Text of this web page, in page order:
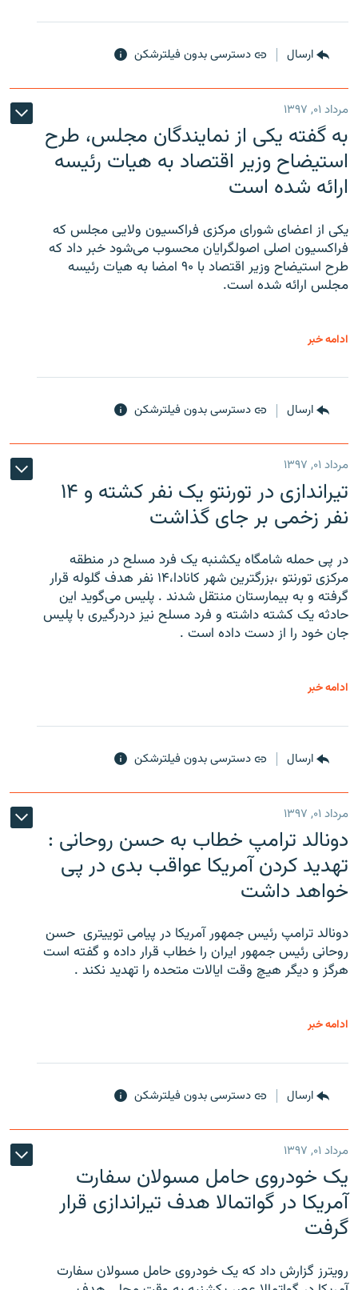
ارسال دسترسی بدون فیلترشکن
مرداد ۰۱, ۱۳۹۷
به گفته یکی از نمایندگان مجلس، طرح
استیضاح وزیر اقتصاد به هیات رئیسه
ارائه شده است
یکی از اعضای شورای مرکزی فراکسیون ولایی مجلس که
فراکسیون اصلی اصولگرایان محسوب می‌شود خبر داد که
طرح استیضاح وزیر اقتصاد با ۹۰ امضا به هیات رئیسه
مجلس ارائه شده است.
ادامه خبر
ارسال دسترسی بدون فیلترشکن
مرداد ۰۱, ۱۳۹۷
تیراندازی در تورنتو یک نفر کشته و ۱۴
نفر زخمی بر جای گذاشت
در پی حمله شامگاه یکشنبه یک فرد مسلح در منطقه
مرکزی تورنتو ،‌بزرگترین شهر کانادا،۱۴ نفر هدف گلوله قرار
گرفته و به بیمارستان منتقل شدند . پلیس می‌گوید این
حادثه یک کشته داشته و فرد مسلح نیز دردرگیری با پلیس
جان خود را از دست داده است .
ادامه خبر
ارسال دسترسی بدون فیلترشکن
مرداد ۰۱, ۱۳۹۷
دونالد ترامپ خطاب به حسن روحانی :
تهدید کردن آمریکا عواقب بدی در پی
خواهد داشت
دونالد ترامپ رئیس جمهور آمریکا در پیامی توییتری ‌ حسن
روحانی رئیس جمهور ایران را خطاب قرار داده و گفته است
هرگز و دیگر هیچ وقت ایالات متحده را تهدید نکند .
ادامه خبر
ارسال دسترسی بدون فیلترشکن
مرداد ۰۱, ۱۳۹۷
یک خودروی حامل مسولان سفارت
آمریکا در گواتمالا هدف تیراندازی قرار
گرفت
رویترز گزارش داد که یک خودروی حامل مسولان سفارت